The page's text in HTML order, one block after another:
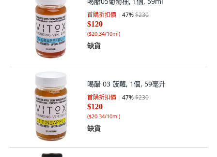
首購折扣價 47%$230
$120
($20.34/10ml)
缺貨
喝醋 03 菠蘿, 1個, 59毫升
首購折扣價 47%$230
$120
($20.34/10ml)
缺貨